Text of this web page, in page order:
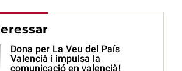
Dona per La Veu del País
Valencià i impulsa la
comunicació en valencià!